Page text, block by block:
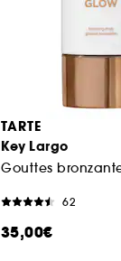
TARTE
Key Largo
62
35,00€